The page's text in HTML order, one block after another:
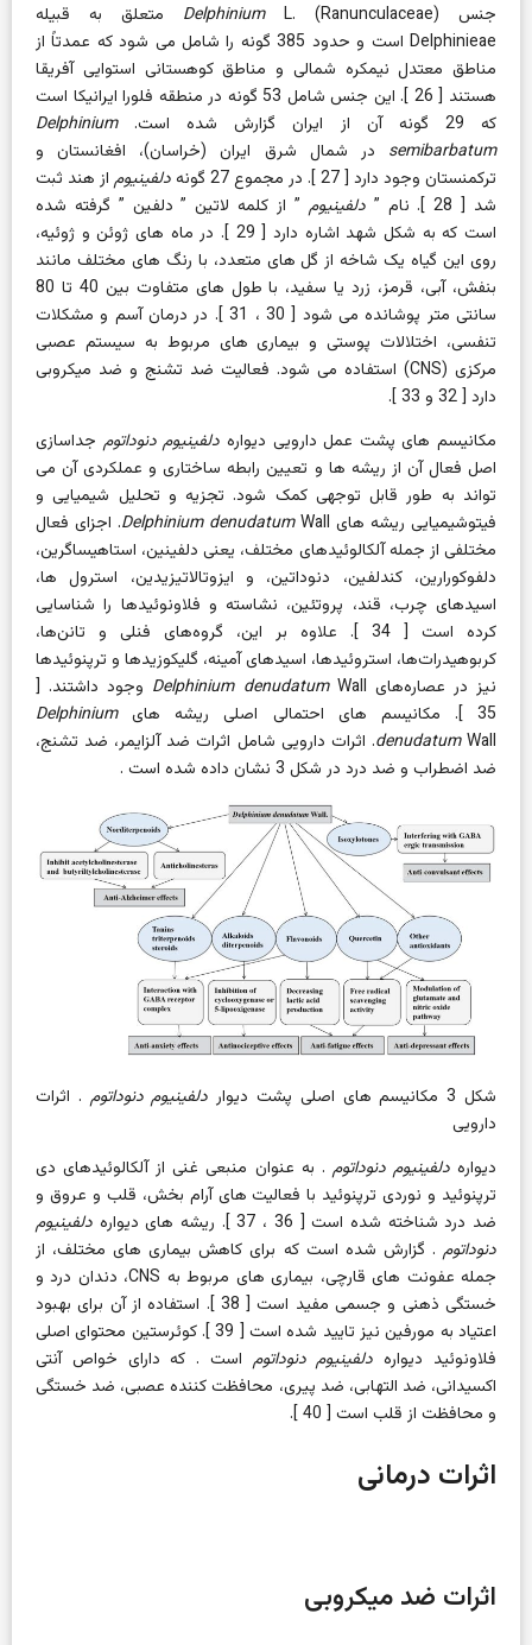
جنس Delphinium L. (Ranunculaceae) متعلق به قبیله
Delphinieae است و حدود 385 گونه را شامل می شود که عمدتاً از
مناطق معتدل نیمکره شمالی و مناطق کوهستانی استوایی آفریقا
هستند [ 26
]. این جنس شامل 53 گونه در منطقه فلورا ایرانیکا است
که 29 گونه آن از ایران گزارش شده است.
Delphinium
semibarbatum در شمال شرق ایران (خراسان)، افغانستان و
ترکمنستان وجود دارد [27]. در مجموع 27 گونه دلفینیوم از هند ثبت
شد [ 28]. نام ”دلفینیوم ” از کلمه لاتین ” دلفین ” گرفته شده
است که به شکل شهد اشاره دارد [ 29 ]. در ماه های ژوئن و ژوئیه،
روی این گیاه یک شاخه از گل های متعدد، با رنگ های مختلف مانند
بنفش، آبی، قرمز، زرد یا سفید، با طول های متفاوت بین 40 تا 80
سانتی متر پوشانده می شود [ 30 ، 31]. در درمان آسم و مشکلات
تنفسی، اختلالات پوستی و بیماری های مربوط به سیستم عصبی
مرکزی (CNS) استفاده می شود. فعالیت ضد تشنج و ضد میکروبی
دارد [32 و 33
].
مکانیسم های پشت عمل دارویی دیواره دلفینیوم دنوداتوم جداسازی
اصل فعال آن از ریشه ها و تعیین رابطه ساختاری و عملکردی آن می
تواند به طور قابل توجهی کمک شود. تجزیه و تحلیل شیمیایی و
فیتوشیمیایی ریشه های
Delphinium denudatumWall. اجزای فعال
مختلفی از جمله آلکالوئیدهای مختلف، یعنی دلفینین، استاهیساگرین،
دلفوکورارین، کندلفین، دنوداتین، و ایزوتالاتیزیدین، استرول ها،
اسیدهای چرب، قند، پروتئین، نشاسته و فلاونوئیدها را شناسایی
کرده است [ 34 ]. علاوه بر این، گروه‌های فنلی و تانن‌ها،
کربوهیدرات‌ها، استروئیدها، اسیدهای آمینه، گلیکوزیدها و ترپنوئیدها
نیز در عصاره‌های
Delphinium denudatumWall وجود داشتند. [
35 ]. مکانیسم های احتمالی اصلی ریشه هایDelphinium
denudatumWall. اثرات دارویی شامل اثرات ضد آلزایمر، ضد تشنج،
ضد اضطراب و ضد درد در شکل 3 نشان داده شده است .
شکل 3 مکانیسم های اصلی پشت دیوار دلفینیوم دنوداتوم . اثرات
دارویی
دیوارهدلفینیوم دنوداتوم . به عنوان منبعی غنی از آلکالوئیدهای دی
ترپنوئید و نوردی ترپنوئید با فعالیت های آرام بخش، قلب و عروق و
ضد درد شناخته شده است [ 36 ، 37]. ریشه های دیواره دلفینیوم
دنوداتوم . گزارش شده است که برای کاهش بیماری های مختلف، از
جمله عفونت های قارچی، بیماری های مربوط به CNS، دندان درد و
خستگی ذهنی و جسمی مفید است [ 38 ]. استفاده از آن برای بهبود
اعتیاد به مورفین نیز تایید شده است [ 39]. کوئرستین محتوای اصلی
فلاونوئید دیواره دلفینیوم دنوداتوم است . که دارای خواص آنتی
اکسیدانی، ضد التهابی، ضد پیری، محافظت کننده عصبی، ضد خستگی
و محافظت از قلب است [ 40
].
اثرات درمانی
اثرات ضد میکروبی